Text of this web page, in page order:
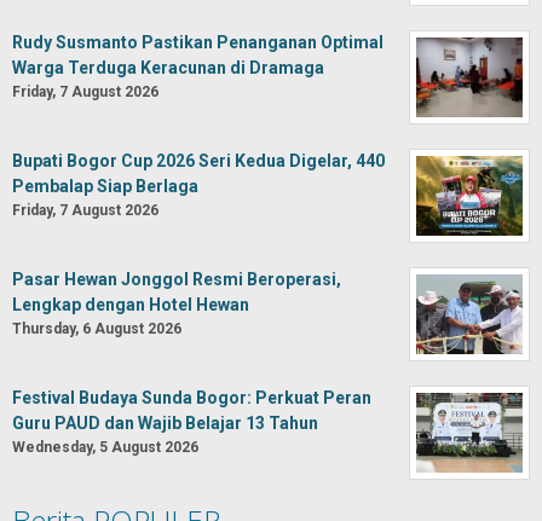
Rudy Susmanto Pastikan Penanganan Optimal
Warga Terduga Keracunan di Dramaga
Friday, 7 August 2026
Bupati Bogor Cup 2026 Seri Kedua Digelar, 440
Pembalap Siap Berlaga
Friday, 7 August 2026
Pasar Hewan Jonggol Resmi Beroperasi,
Lengkap dengan Hotel Hewan
Thursday, 6 August 2026
Festival Budaya Sunda Bogor: Perkuat Peran
Guru PAUD dan Wajib Belajar 13 Tahun
Wednesday, 5 August 2026